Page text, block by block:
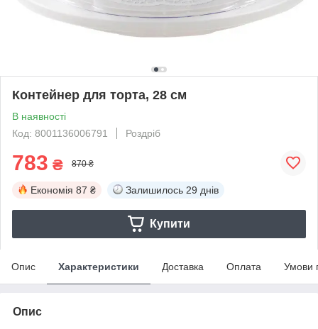
Контейнер для торта, 28 см
В наявності
Код: 8001136006791
Роздріб
783 ₴ 870 ₴
Економія 87 ₴ Залишилось 29 днів
Купити
Опис Характеристики Доставка Оплата Умови
Опис